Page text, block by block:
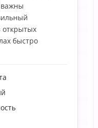
важны
открытых
быстро